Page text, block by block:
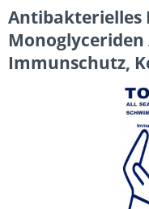
Monoglyceriden
Immunschutz,